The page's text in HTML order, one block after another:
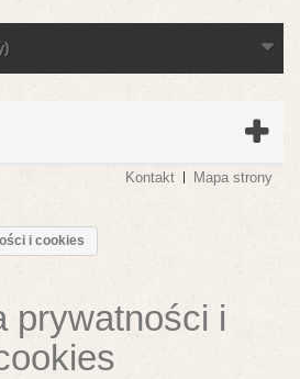
Kontakt Mapa strony
i cookies
prywatności i